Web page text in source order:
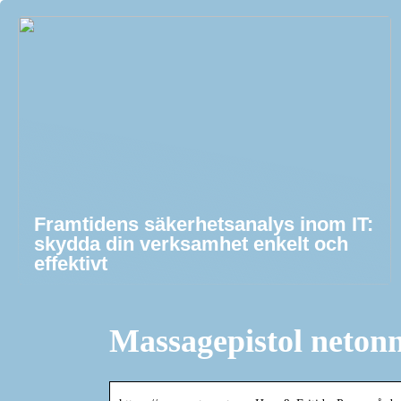
Framtidens säkerhetsanalys inom IT:
skydda din verksamhet enkelt och
effektivt
Massagepistol